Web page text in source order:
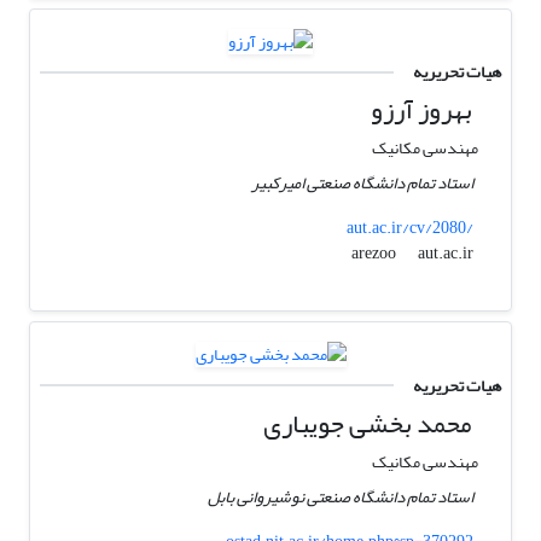
هیات تحریریه
بهروز آرزو
مهندسی مکانیک
استاد تمام دانشگاه صنعتی امیرکبیر
aut.ac.ir/cv/2080/
arezoo
aut.ac.ir
هیات تحریریه
محمد بخشی جویباری
مهندسی مکانیک
استاد تمام دانشگاه صنعتی نوشیروانی بابل